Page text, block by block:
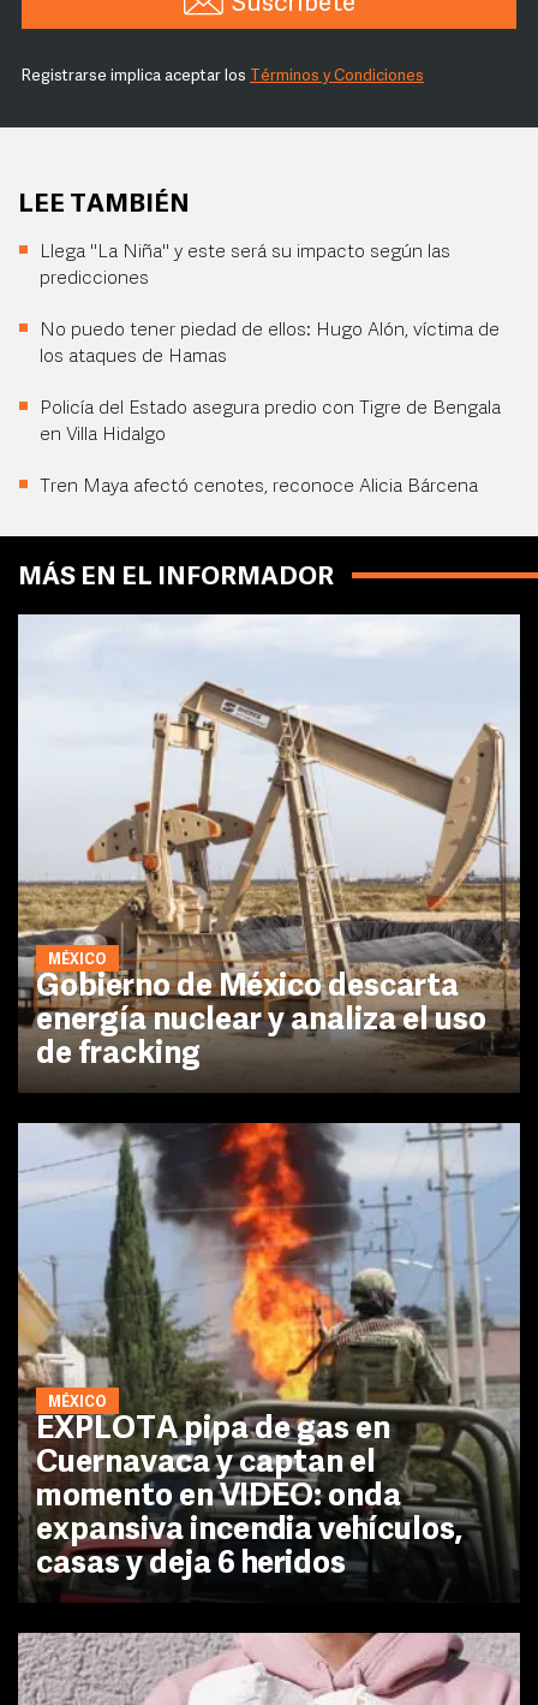
Registrarse implica aceptar los Términos y Condiciones
LEE TAMBIÉN
Llega "La Niña" y este será su impacto según las
predicciones
No puedo tener piedad de ellos: Hugo Alón, víctima de
los ataques de Hamas
Policía del Estado asegura predio con Tigre de Bengala
en Villa Hidalgo
Tren Maya afectó cenotes, reconoce Alicia Bárcena
MÁS EN EL INFORMADOR
MÉXICO
Gobierno de México descarta
energía nuclear y analiza el uso
de fracking
MÉXICO
EXPLOTA pipa de gas en
Cuernavaca y captan el
momento en VIDEO: onda
expansiva incendia vehículos,
casas y deja 6 heridos